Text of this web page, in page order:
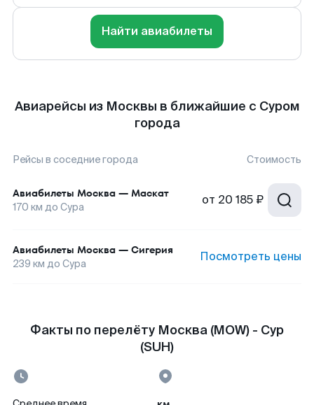
Найти авиабилеты
Авиарейсы из Москвы в ближайшие с Суром
города
Рейсы в соседние города Стоимость
Авиабилеты Москва — Маскат
170 км до Сура от 20 185 ₽
Авиабилеты Москва — Сигерия
239 км до Сура Посмотреть цены
Факты по перелёту Москва (MOW) - Сур
(SUH)